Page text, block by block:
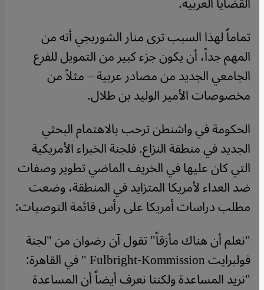
تماماً لهذا السبب ترى منار الشوربجي أنه من
المهم جداً، أن يكون جزء كبير من التمويل للفرع
الجامعي الجديد من مصادر عربية – مثلاً من
مخصوصات الأمير الوليد بن طلال.
الحكومة في واشنطن ترحب بالاهتمام البحثي
الجديد في منطقة النزاع. فلجنة الخبراء الأمريكية
التي كان عليها في الخريف الماضي تطوير وصفات
ضد العداء لأمريكا المتزايد في المنطقة، وضعت
مطلب دراسات أمريكا على رأس قائمة التوصيات:
"نعلم أن هناك مأزقاً" تقول آن رضوان من "لجنة
فولبرايت Fulbright-Kommission " في القاهرة:
"نريد المساعدة ولكننا نعرف أيضاً أن المساعدة